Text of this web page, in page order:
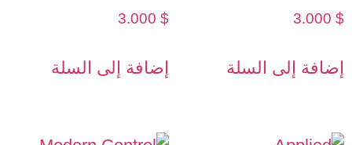
3.000 $
إضافة إلى السلة
3.000$
إضافة إلى السلة